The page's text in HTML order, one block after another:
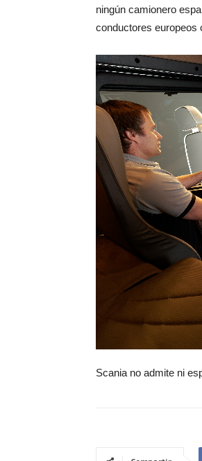
ningún camionero
conductores europeos
Scania no admite ni